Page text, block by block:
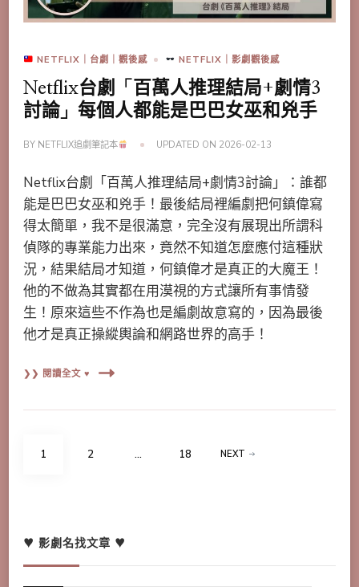
NETFLIX｜台劇｜觀後感 NETFLIX｜影劇觀後感
Netflix台劇「百萬人推理結局+劇情3
討論」每個人都能是巴巴女巫和兇手
BY NETFLIX追劇筆記本 UPDATED ON 2026-02-13
Netflix台劇「百萬人推理結局+劇情3討論」：誰都
能是巴巴女巫和兇手！最後結局裡編劇把何鎮偉寫
得太簡單，我不是很滿意，完全沒有展現出所謂科
偵隊的專業能力出來，竟然不知道怎麼應付這種狀
況，結果結局才知道，何鎮偉才是真正的大魔王！
他的不做為其實都在用漠視的方式讓所有事情發
生！原來這些不作為也是編劇故意寫的，因為最後
他才是真正操縱輿論和網路世界的高手！
❯❯ 閱讀全文 ♥
文
頁
PAGE
1 PAGE
2 ... PAGE
18 NEXT
♥ 影劇名找文章 ♥